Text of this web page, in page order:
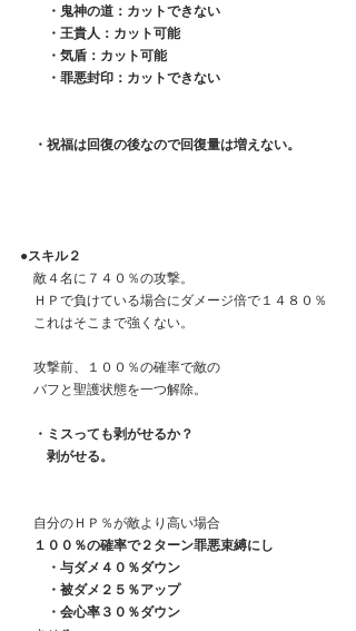
・鬼神の道：カットできない
・王貴人：カット可能
・気盾：カット可能
・罪悪封印：カットできない
・祝福は回復の後なので回復量は増えない。
●スキル２
敵４名に７４０％の攻撃。
ＨＰで負けている場合にダメージ倍で１４８０％
これはそこまで強くない。
攻撃前、１００％の確率で敵の
バフと聖護状態を一つ解除。
・ミスっても剥がせるか？
剥がせる。
自分のＨＰ％が敵より高い場合
１００％の確率で２ターン罪悪束縛にし
・与ダメ４０％ダウン
・被ダメ２５％アップ
・会心率３０％ダウン